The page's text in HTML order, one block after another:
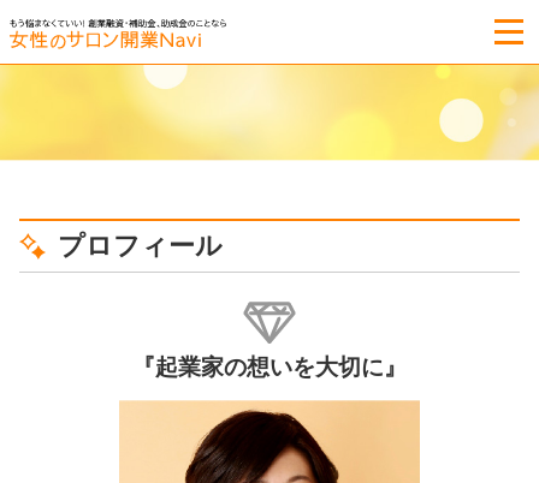
プロフィール
『起業家の想いを大切に』